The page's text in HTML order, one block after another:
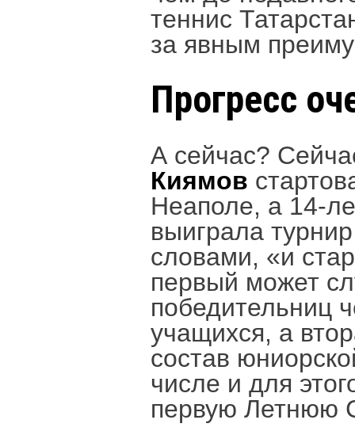
теннис
за явным
Прогресс
А сейчас?
Киямов
Неаполе, а 14-
выиграла
словами, «и
первый может
победительниц
учащихся, а
состав
числе и для
первую Летнюю